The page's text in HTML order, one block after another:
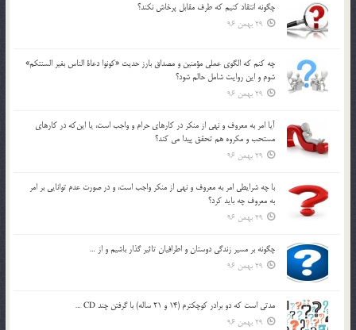
چگونه انتقاد كنيم كه طرف مقابل پرخاش نكند؟
29 بهمن 96
چه كنم كه الگوي عملي مؤمنين و مصداق بارز حديث «كونوا دعاة الناس بغير السنتكم»
شوم و اين روايت شامل حالم شود؟
29 بهمن 96
آيا امر به معروف و نهي از منكر در كارهاي حرام و واجب است، يا اين‌كه در كارهاي
مستحب و مكروه هم تحقق پيدا مي كند؟
29 بهمن 96
با چه شرايطي امر به معروف و نهي از منکر واجب است، و در صورت عدم توانايي بر امر
به معروف چه بايد کرد؟
29 بهمن 96
چگونه بر مسير زندگي دوستان و اطرافيان تاثير گذار باشيم و از …
29 بهمن 96
مدتي است كه دو برادر كوچكترم (14 و 21 ساله) با گرفتن چند CD …
29 بهمن 96